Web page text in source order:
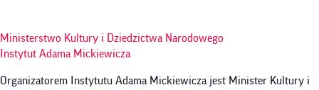
Ministerstwo Kultury i Dziedzictwa Narodowego
Instytut Adama Mickiewicza
Organizatorem Instytutu Adama Mickiewicza jest Minister Kultury i